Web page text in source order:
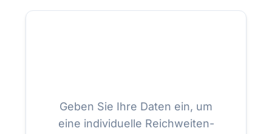
Geben Sie Ihre Daten ein, um
eine individuelle Reichweiten-